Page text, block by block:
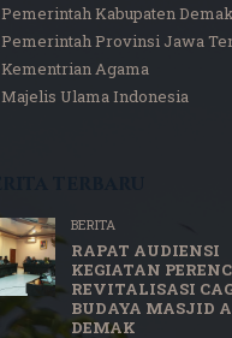
Pemerintah Kabupaten Demak
Pemerintah Provinsi Jawa
Kementrian Agama
Majelis Ulama Indonesia
BERITA
RAPAT AUDIENSI
KEGIATAN
REVITALISASI
BUDAYA MASJID
DEMAK